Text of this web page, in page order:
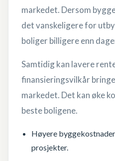
markedet. Dersom
det vanskeligere for
boliger billigere enn
Samtidig kan lavere
finansieringsvilkår
markedet. Det kan øke
beste boligene.
Høyere
prosjekter.